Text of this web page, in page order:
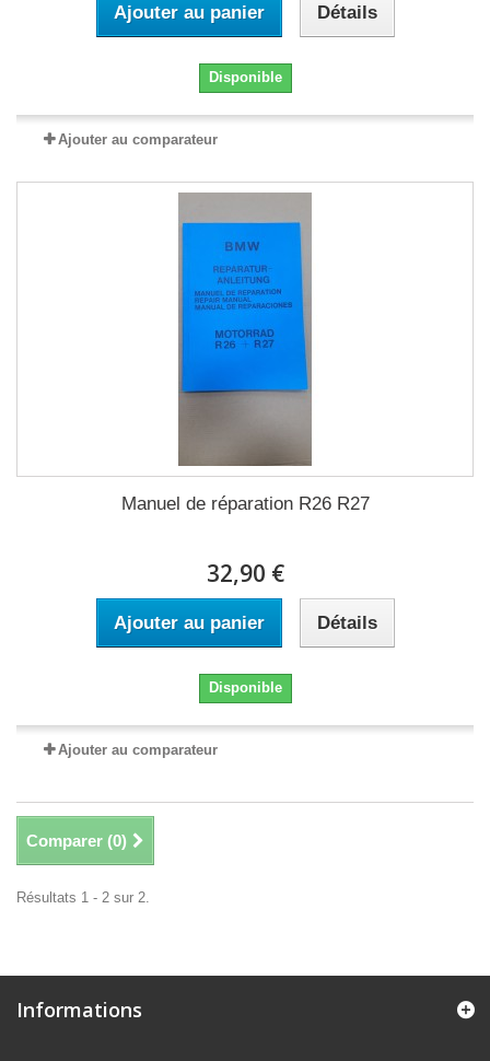
Ajouter au panier Détails
Disponible
Ajouter au comparateur
Manuel de réparation R26 R27
32,90 €
Ajouter au panier Détails
Disponible
Ajouter au comparateur
Comparer (0)
Résultats 1 - 2 sur 2.
Informations